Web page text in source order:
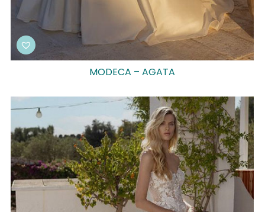
MODECA – AGATA